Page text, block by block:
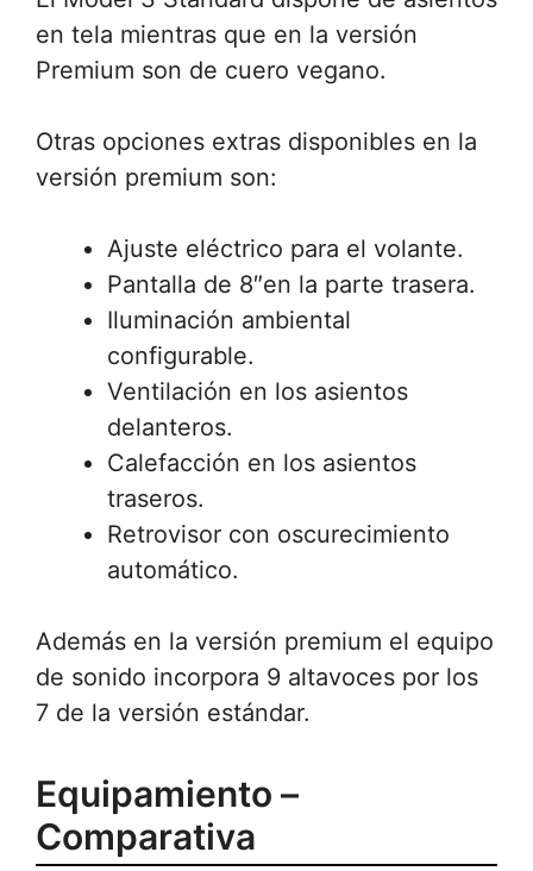
en tela mientras que en la versión
Premium son de cuero vegano.
Otras opciones extras disponibles en la
versión premium son:
Ajuste eléctrico para el volante.
Pantalla de 8″en la parte trasera.
Iluminación ambiental
configurable.
Ventilación en los asientos
delanteros.
Calefacción en los asientos
traseros.
Retrovisor con oscurecimiento
automático.
Además en la versión premium el equipo
de sonido incorpora 9 altavoces por los
7 de la versión estándar.
Equipamiento –
Comparativa